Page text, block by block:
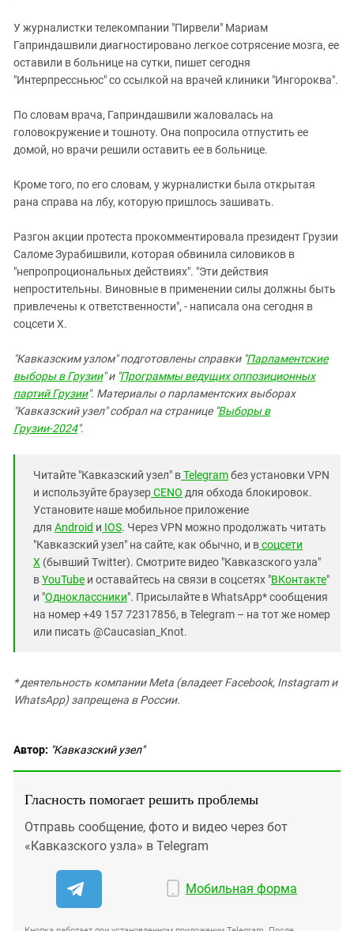
У журналистки телекомпании "Пирвели" Мариам
Гаприндашвили диагностировано легкое сотрясение мозга, ее
оставили в больнице на сутки, пишет сегодня
"Интерпрессньюс" со ссылкой на врачей клиники "Ингороква".
По словам врача, Гаприндашвили жаловалась на
головокружение и тошноту. Она попросила отпустить ее
домой, но врачи решили оставить ее в больнице.
Кроме того, по его словам, у журналистки была открытая
рана справа на лбу, которую пришлось зашивать.
Разгон акции протеста прокомментировала президент Грузии
Саломе Зурабишвили, которая обвинила силовиков в
"непропроциональных действиях". "Эти действия
непростительны. Виновные в применении силы должны быть
привлечены к ответственности", - написала она сегодня в
соцсети X.
"Кавказским узлом" подготовлены справки "Парламентские
выборы в Грузии" и "Программы ведущих оппозиционных
партий Грузии". Материалы о парламентских выборах
"Кавказский узел" собрал на странице "Выборы в
Грузии-2024".
Читайте "Кавказский узел" вTelegramбез установки VPN
и используйте браузерCENO для обхода блокировок.
Установите наше мобильное приложение
для Android и IOS. Через VPN можно продолжать читать
"Кавказский узел" на сайте, как обычно, и всоцсети
X (бывший Twitter). Смотрите видео "Кавказского узла"
вYouTube и оставайтесь на связи в соцсетях "ВКонтакте"
и "Одноклассники". Присылайте в WhatsApp* сообщения
на номер +49 157 72317856, в Telegram – на тот же номер
или писать @Caucasian_Knot.
* деятельность компании Meta (владеет Facebook, Instagram и
WhatsApp) запрещена в России.
Автор: "Кавказский узел"
Гласность помогает решить проблемы
Отправь сообщение, фото и видео через бот
«Кавказского узла» в Telegram
Мобильная форма